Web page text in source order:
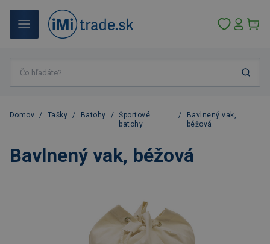
Domov / Tašky / Batohy / Športové
batohy
/
Bavlnený vak,
béžová
Bavlnený vak, béžová